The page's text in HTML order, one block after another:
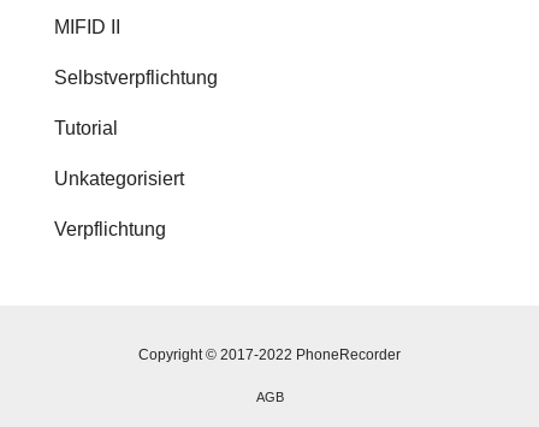
MIFID II
Selbstverpflichtung
Tutorial
Unkategorisiert
Verpflichtung
Copyright © 2017-2022 PhoneRecorder
AGB